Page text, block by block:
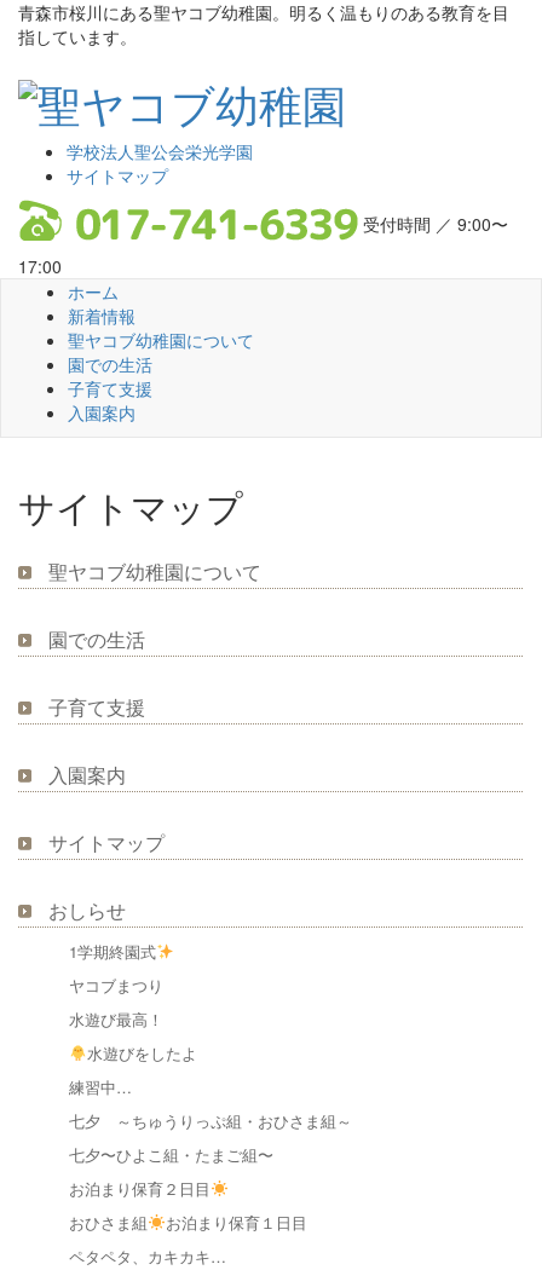
青森市桜川にある聖ヤコブ幼稚園。明るく温もりのある教育を目
指しています。
学校法人聖公会栄光学園
サイトマップ
受付時間 ／ 9:00〜
17:00
ホーム
新着情報
聖ヤコブ幼稚園について
園での生活
子育て支援
入園案内
サイトマップ
聖ヤコブ幼稚園について
園での生活
子育て支援
入園案内
サイトマップ
おしらせ
1学期終園式
ヤコブまつり
水遊び最高！
水遊びをしたよ
練習中…
七夕 ～ちゅうりっぷ組・おひさま組～
七夕〜ひよこ組・たまご組〜
お泊まり保育２日目
おひさま組
お泊まり保育１日目
ペタペタ、カキカキ…